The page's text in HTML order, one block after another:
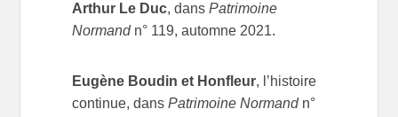
Arthur Le Duc, dans Patrimoine
Normandn° 119, automne 2021.
Eugène Boudin et Honfleur, l’histoire
continue, dans Patrimoine Normandn°